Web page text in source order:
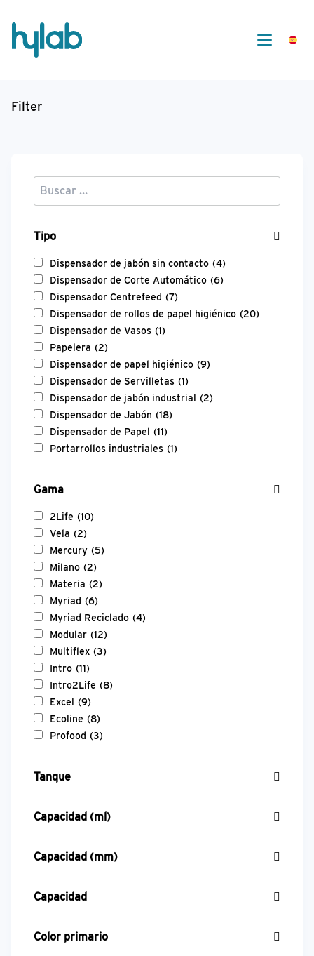
Filter
Tipo
Dispensador de jabón sin contacto (4)
Dispensador de Corte Automático (6)
Dispensador Centrefeed (7)
Dispensador de rollos de papel higiénico (20)
Dispensador de Vasos (1)
Papelera (2)
Dispensador de papel higiénico (9)
Dispensador de Servilletas (1)
Dispensador de jabón industrial (2)
Dispensador de Jabón (18)
Dispensador de Papel (11)
Portarrollos industriales (1)
Gama
2Life (10)
Vela (2)
Mercury (5)
Milano (2)
Materia (2)
Myriad (6)
Myriad Reciclado (4)
Modular (12)
Multiflex (3)
Intro (11)
Intro2Life (8)
Excel (9)
Ecoline (8)
Profood (3)
Tanque
Capacidad (ml)
Capacidad (mm)
Capacidad
Color primario